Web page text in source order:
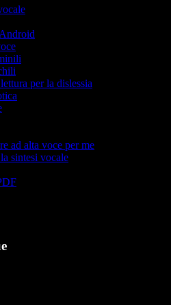
per la dislessia
ad alta voce per me
sintesi vocale